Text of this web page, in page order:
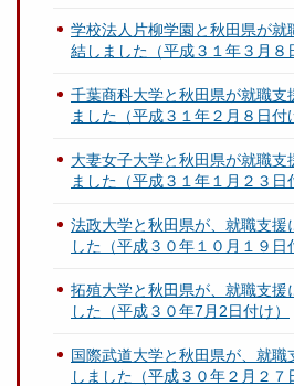
学校法人片柳学園と秋田県が
結しました（平成３１年３月８
千葉商科大学と秋田県が就職支
ました（平成３１年２月８日付
大妻女子大学と秋田県が就職支
ました（平成３１年１月２３日
法政大学と秋田県が、就職支援
した（平成３０年１０月１９日
拓殖大学と秋田県が、就職支援
した（平成３０年7月2日付け）
国際武道大学と秋田県が、就
しました（平成３０年２月２７